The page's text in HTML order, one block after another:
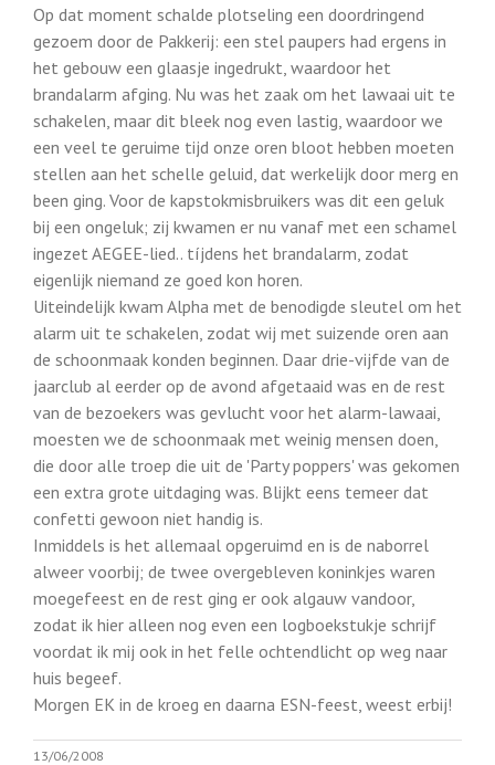
Op dat moment schalde plotseling een doordringend
gezoem door de Pakkerij: een stel paupers had ergens in
het gebouw een glaasje ingedrukt, waardoor het
brandalarm afging. Nu was het zaak om het lawaai uit te
schakelen, maar dit bleek nog even lastig, waardoor we
een veel te geruime tijd onze oren bloot hebben moeten
stellen aan het schelle geluid, dat werkelijk door merg en
been ging. Voor de kapstokmisbruikers was dit een geluk
bij een ongeluk; zij kwamen er nu vanaf met een schamel
ingezet AEGEE-lied.. tíjdens het brandalarm, zodat
eigenlijk niemand ze goed kon horen.
Uiteindelijk kwam Alpha met de benodigde sleutel om het
alarm uit te schakelen, zodat wij met suizende oren aan
de schoonmaak konden beginnen. Daar drie-vijfde van de
jaarclub al eerder op de avond afgetaaid was en de rest
van de bezoekers was gevlucht voor het alarm-lawaai,
moesten we de schoonmaak met weinig mensen doen,
die door alle troep die uit de 'Party poppers' was gekomen
een extra grote uitdaging was. Blijkt eens temeer dat
confetti gewoon niet handig is.
Inmiddels is het allemaal opgeruimd en is de naborrel
alweer voorbij; de twee overgebleven koninkjes waren
moegefeest en de rest ging er ook algauw vandoor,
zodat ik hier alleen nog even een logboekstukje schrijf
voordat ik mij ook in het felle ochtendlicht op weg naar
huis begeef.
Morgen EK in de kroeg en daarna ESN-feest, weest erbij!
13/06/2008